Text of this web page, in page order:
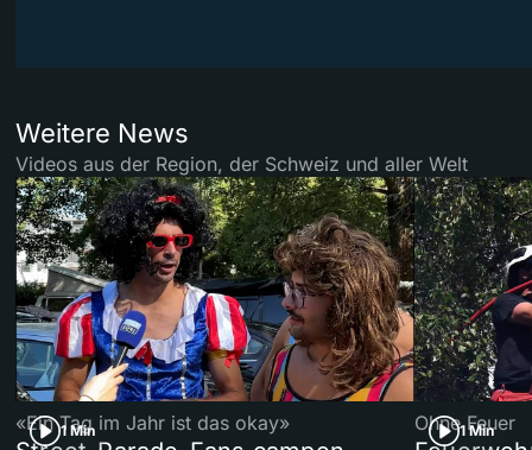
Weitere News
Videos aus der Region, der Schweiz und aller Welt
1 Min
«Ein Tag im Jahr ist das okay» 1 Min
Ohne Feuer